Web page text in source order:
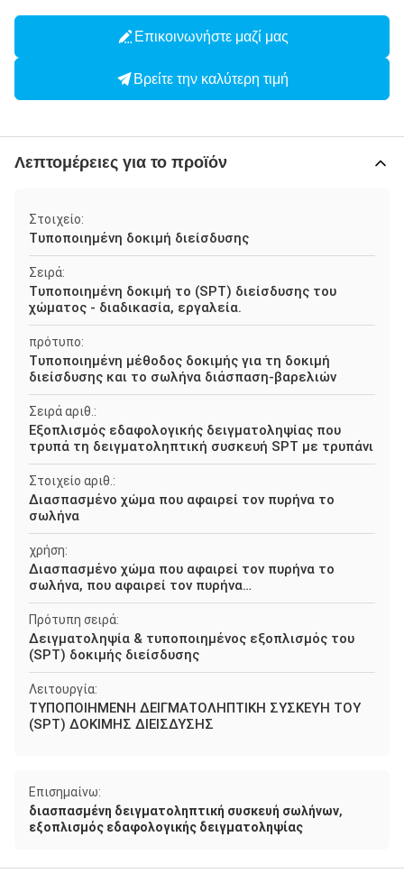
Επικοινωνήστε μαζί μας
Βρείτε την καλύτερη τιμή
Λεπτομέρειες για το προϊόν
Στοιχείο:
Τυποποιημένη δοκιμή διείσδυσης
Σειρά:
Τυποποιημένη δοκιμή το (SPT) διείσδυσης του
χώματος - διαδικασία, εργαλεία.
πρότυπο:
Τυποποιημένη μέθοδος δοκιμής για τη δοκιμή
διείσδυσης και το σωλήνα διάσπαση-βαρελιών
Σειρά αριθ.:
Εξοπλισμός εδαφολογικής δειγματοληψίας που
τρυπά τη δειγματοληπτική συσκευή SPT με τρυπάνι
Στοιχείο αριθ.:
Διασπασμένο χώμα που αφαιρεί τον πυρήνα το
σωλήνα
χρήση:
Διασπασμένο χώμα που αφαιρεί τον πυρήνα το
σωλήνα, που αφαιρεί τον πυρήνα…
Πρότυπη σειρά:
Δειγματοληψία & τυποποιημένος εξοπλισμός του
(SPT) δοκιμής διείσδυσης
Λειτουργία:
ΤΥΠΟΠΟΙΗΜΕΝΗ ΔΕΙΓΜΑΤΟΛΗΠΤΙΚΗ ΣΥΣΚΕΥΉ ΤΟΥ
(SPT) ΔΟΚΙΜΗΣ ΔΙΕΙΣΔΥΣΗΣ
Επισημαίνω:
διασπασμένη δειγματοληπτική συσκευή σωλήνων,
εξοπλισμός εδαφολογικής δειγματοληψίας